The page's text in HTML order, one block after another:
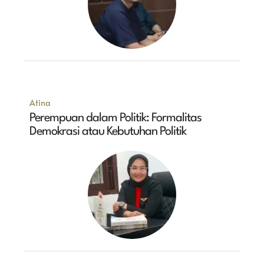
Atina
Perempuan dalam Politik: Formalitas
Demokrasi atau Kebutuhan Politik